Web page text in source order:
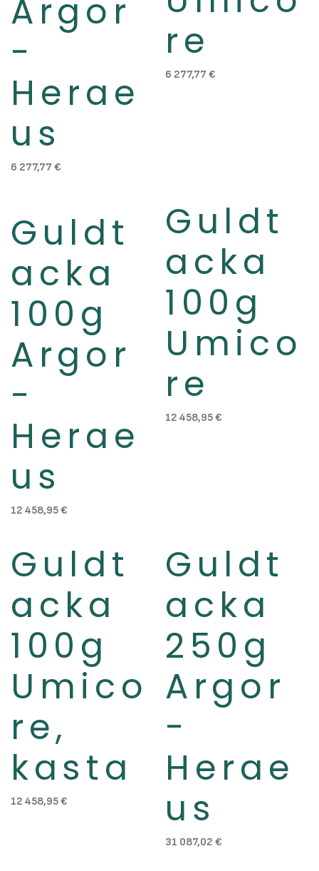
Argor
-
Herae
us
6 277,77€
re
6 277,77€
Slut i lager
Guldt
acka
100g
Argor
-
Herae
us
12 458,95€
Guldt
acka
100g
Umico
re
12 458,95€
Slut i lager
Guldt
acka
100g
Umico
re,
kasta
12 458,95€
Slut i lager
Guldt
acka
250g
Argor
-
Herae
us
31 087,02 €